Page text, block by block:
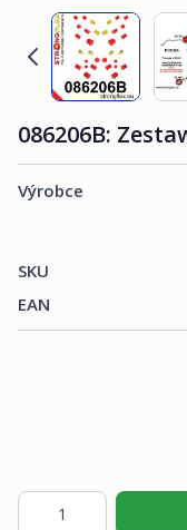
086206B:
Výrobce
SKU
EAN
Množství